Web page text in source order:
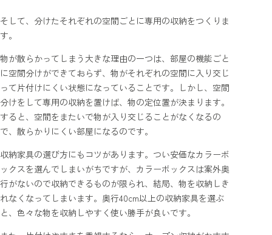
そして、分けたそれぞれの空間ごとに専用の収納をつくりま
す。
物が散らかってしまう大きな理由の一つは、部屋の機能ごと
に空間分けができておらず、物がそれぞれの空間に入り交じ
って片付けにくい状態になっていることです。しかし、空間
分けをして専用の収納を置けば、物の定位置が決まります。
すると、空間をまたいで物が入り交じることがなくなるの
で、散らかりにくい部屋になるのです。
収納家具の選び方にもコツがあります。つい安価なカラーボ
ックスを選んでしまいがちですが、カラーボックスは案外奥
行がないので収納できるものが限られ、結局、物を収納しき
れなくなってしまいます。奥行40cm以上の収納家具を選ぶ
と、色々な物を収納しやすく使い勝手が良いです。